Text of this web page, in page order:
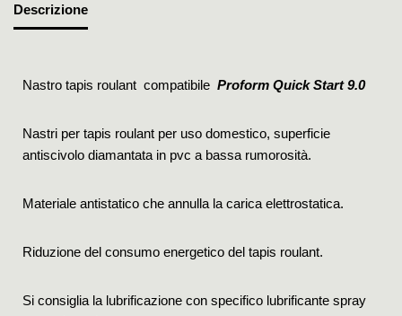
Descrizione
Nastro tapis roulant compatibile Proform Quick Start 9.0
Nastri per tapis roulant per uso domestico, superficie
antiscivolo diamantata in pvc a bassa rumorosità.
Materiale antistatico che annulla la carica elettrostatica.
Riduzione del consumo energetico del tapis roulant.
Si consiglia la lubrificazione con specifico lubrificante spray